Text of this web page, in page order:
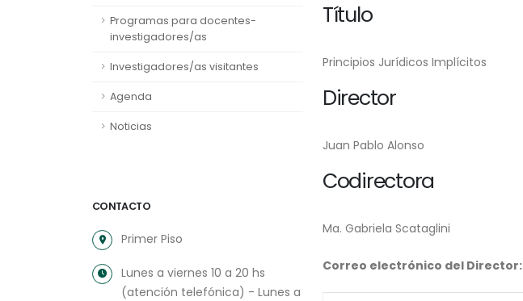
Programas para docentes-
investigadores/as
Investigadores/as visitantes
Agenda
Noticias
CONTACTO
Primer Piso
Lunes a viernes 10 a 20 hs
(atención telefónica) - Lunes a
Título
Principios Jurídicos Implícitos
Director
Juan Pablo Alonso
Codirectora
Ma. Gabriela Scataglini
Correo electrónico del Director: